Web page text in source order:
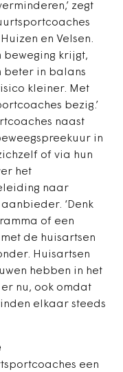
zegt
en Velsen.
beweging krijgt,
beter in balans
kleiner. Met
bezig.’
naast
in
of via hun
het
naar
‘Denk
of een
de huisartsen
Huisartsen
hebben in het
nu, ook omdat
elkaar steeds
een